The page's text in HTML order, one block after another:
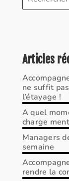
Articles
ne suffit
l’étayage !
A quel
charge
Managers
semaine
rendre la